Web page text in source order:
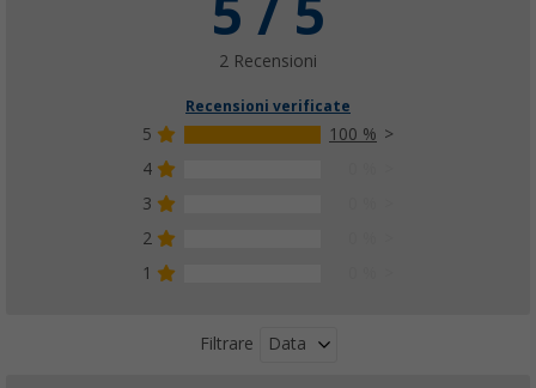
5 / 5
2 Recensioni
Recensioni verificate
5
100 %
4
3
2
1
Filtrare Data